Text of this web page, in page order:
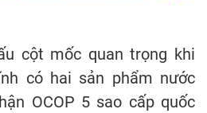
cột mốc quan trọng khi
có hai sản phẩm nước
OCOP 5 sao cấp quốc